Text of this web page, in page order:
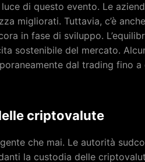
di questo evento. Le
migliorati. Tuttavia, c’è
in fase di sviluppo.
sostenibile del mercato.
dal trading fino a
criptovalute
che mai. Le autorità
la custodia delle